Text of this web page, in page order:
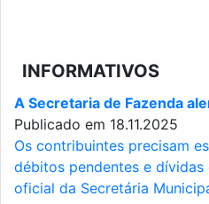
INFORMATIVOS
A Secretaria de Fazenda
Publicado em 18.11.2025
Os contribuintes precisam
débitos pendentes e
oficial da Secretária